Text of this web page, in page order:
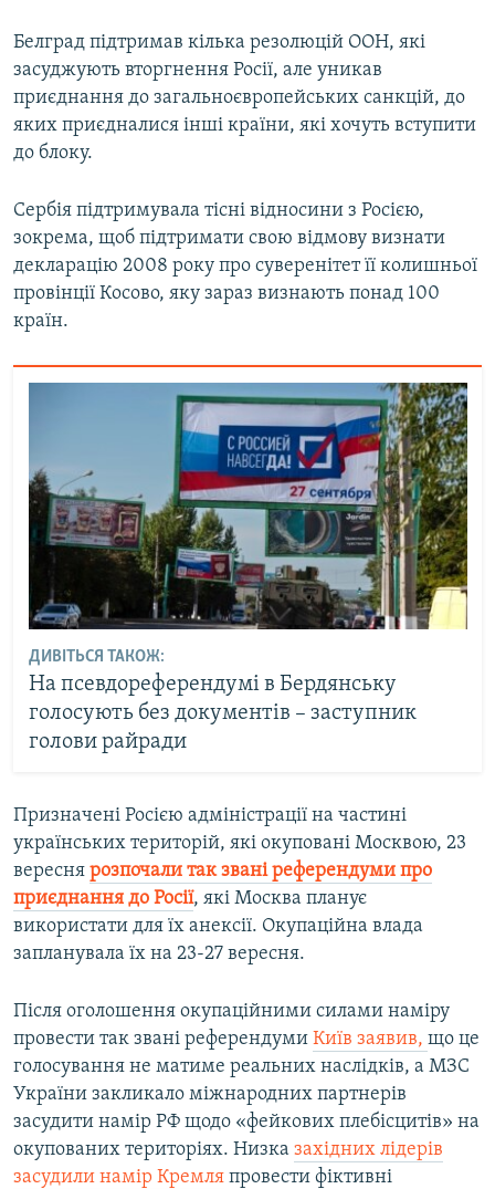
Белград підтримав кілька резолюцій ООН, які
засуджують вторгнення Росії, але уникав
приєднання до загальноєвропейських санкцій, до
яких приєдналися інші країни, які хочуть вступити
до блоку.
Сербія підтримувала тісні відносини з Росією,
зокрема, щоб підтримати свою відмову визнати
декларацію 2008 року про суверенітет її колишньої
провінції Косово, яку зараз визнають понад 100
країн.
ДИВІТЬСЯ ТАКОЖ:
На псевдореферендумі в Бердянську
голосують без документів – заступник
голови райради
Призначені Росією адміністрації на частині
українських територій, які окуповані Москвою, 23
вересня розпочали так звані референдуми про
приєднання до Росії, які Москва планує
використати для їх анексії. Окупаційна влада
запланувала їх на 23-27 вересня.
Після оголошення окупаційними силами наміру
провести так звані референдуми Київ заявив, що це
голосування не матиме реальних наслідків, а МЗС
України закликало міжнародних партнерів
засудити намір РФ щодо «фейкових плебісцитів» на
окупованих територіях. Низка західних лідерів
засудили намір Кремля провести фіктивні